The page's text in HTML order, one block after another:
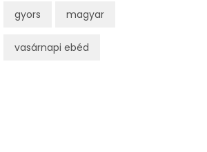
gyors magyar
vasárnapi ebéd